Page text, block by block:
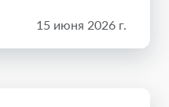
15 июня 2026 г.